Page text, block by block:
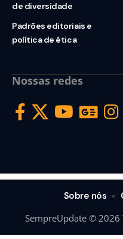
de diversidade
Padrões editoriais e
política de ética
Nossas redes
SempreUpdate © 2026
Sobre nós